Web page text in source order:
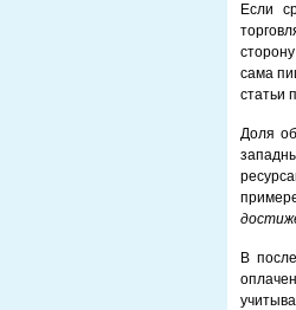
Если
сама
статьи
Доля
В